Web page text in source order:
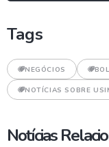
Tags
NEGÓCIOS
NOTÍCIAS SOBRE
Notícias